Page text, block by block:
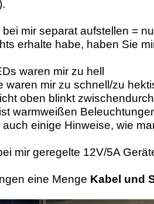
mir separat aufstellen =
erhalte habe, haben Sie
waren mir zu hell
waren mir zu schnell/zu
oben blinkt
warmweißen
einige Hinweise, wie
mir geregelte 12V/5A
eine Menge Kabel und